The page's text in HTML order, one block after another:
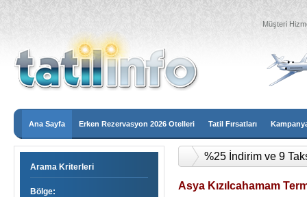
Müşteri
Ana Sayfa Erken Rezervasyon 2026 Otelleri Tatil Fırsatları
Arama Kriterleri
Bölge:
%25 İndirim ve 9
Asya Kızılcahamam